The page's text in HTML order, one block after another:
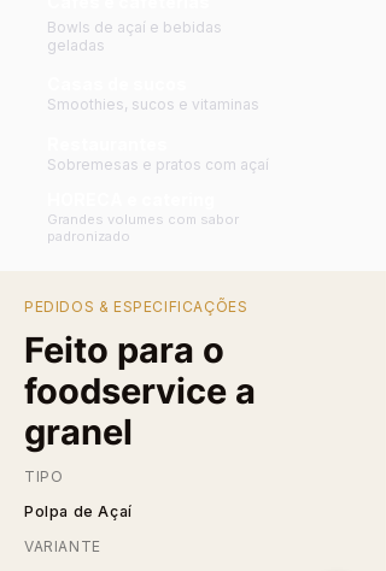
Bowls de açaí e bebidas
geladas
Smoothies, sucos e vitaminas
Sobremesas e pratos com açaí
Grandes volumes com sabor
padronizado
PEDIDOS & ESPECIFICAÇÕES
Feito para o
foodservice a
granel
TIPO
Polpa de Açaí
VARIANTE